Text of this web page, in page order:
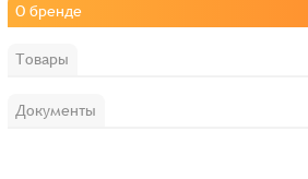
О бренде
Товары
Документы